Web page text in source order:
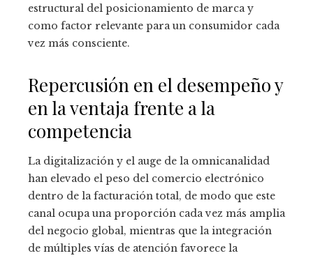
estructural del posicionamiento de marca y
como factor relevante para un consumidor cada
vez más consciente.
Repercusión en el desempeño y
en la ventaja frente a la
competencia
La digitalización y el auge de la omnicanalidad
han elevado el peso del comercio electrónico
dentro de la facturación total, de modo que este
canal ocupa una proporción cada vez más amplia
del negocio global, mientras que la integración
de múltiples vías de atención favorece la